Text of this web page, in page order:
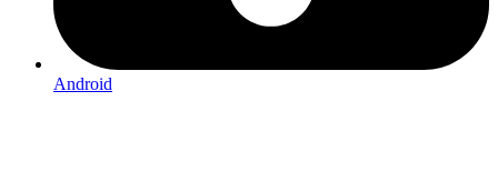
Android